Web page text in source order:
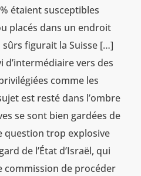
étaient susceptibles
placés dans un endroit
figurait la Suisse […]
d’intermédiaire vers des
comme les
est resté dans l’ombre
se sont bien gardées de
question trop explosive
de l’État d’Israël, qui
commission de procéder